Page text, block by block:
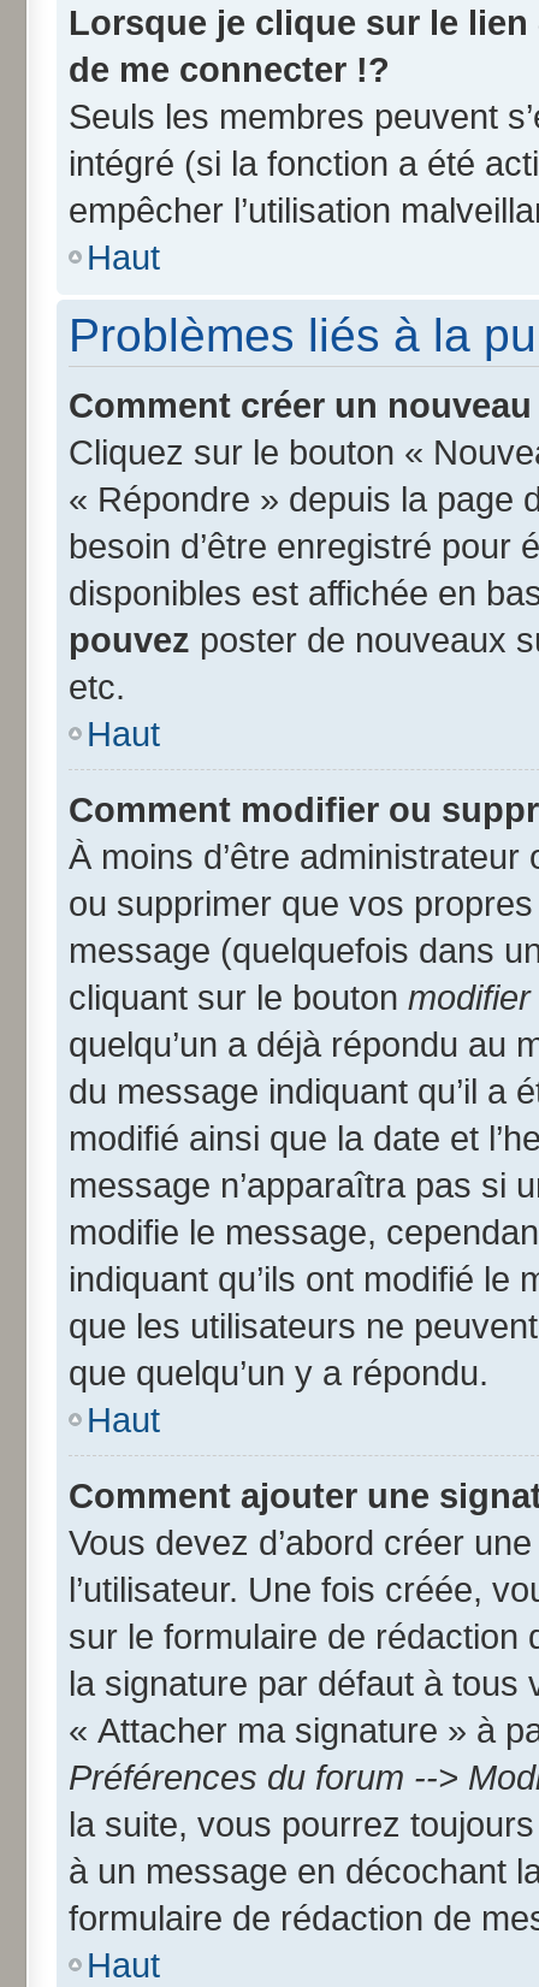
Lorsque je clique sur le lien
de me connecter !?
Seuls les membres peuvent
intégré (si la fonction a été
empêcher l’utilisation
Haut
Problèmes liés à la
Comment créer un
Cliquez sur le bouton «
« Répondre » depuis la page
besoin d’être enregistré pour
disponibles est affichée en
pouvez poster de nouveaux
etc.
Haut
Comment modifier ou
À moins d’être
ou supprimer que vos
message (quelquefois dans
cliquant sur le bouton modifier
quelqu’un a déjà répondu au
du message indiquant qu’il a
modifié ainsi que la date et
message n’apparaîtra pas si
modifie le message,
indiquant qu’ils ont modifié le
que les utilisateurs ne
que quelqu’un y a répondu.
Haut
Comment ajouter une
Vous devez d’abord créer
l’utilisateur. Une fois créée,
sur le formulaire de rédaction
la signature par défaut à tous
« Attacher ma signature » à
Préférences du forum -->
la suite, vous pourrez
à un message en décochant
formulaire de rédaction de
Haut